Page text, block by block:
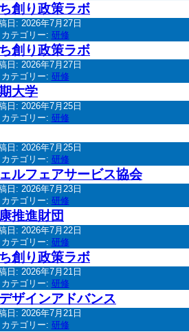
創り政策ラボ
日: 2026年7月27日
カテゴリー: 研修
創り政策ラボ
日: 2026年7月27日
カテゴリー: 研修
大学
日: 2026年7月25日
カテゴリー: 研修
日: 2026年7月25日
カテゴリー: 研修
ルフェアサービス協会
日: 2026年7月23日
カテゴリー: 研修
推進財団
日: 2026年7月22日
カテゴリー: 研修
創り政策ラボ
日: 2026年7月21日
カテゴリー: 研修
ザインアドバンス
日: 2026年7月21日
カテゴリー: 研修